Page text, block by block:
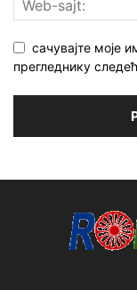
сачувајте моје
прегледнику